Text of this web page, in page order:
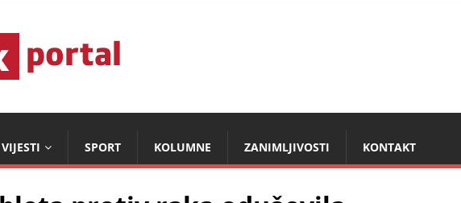
VIJESTI SPORT KOLUMNE ZANIMLJIVOSTI KONTAKT